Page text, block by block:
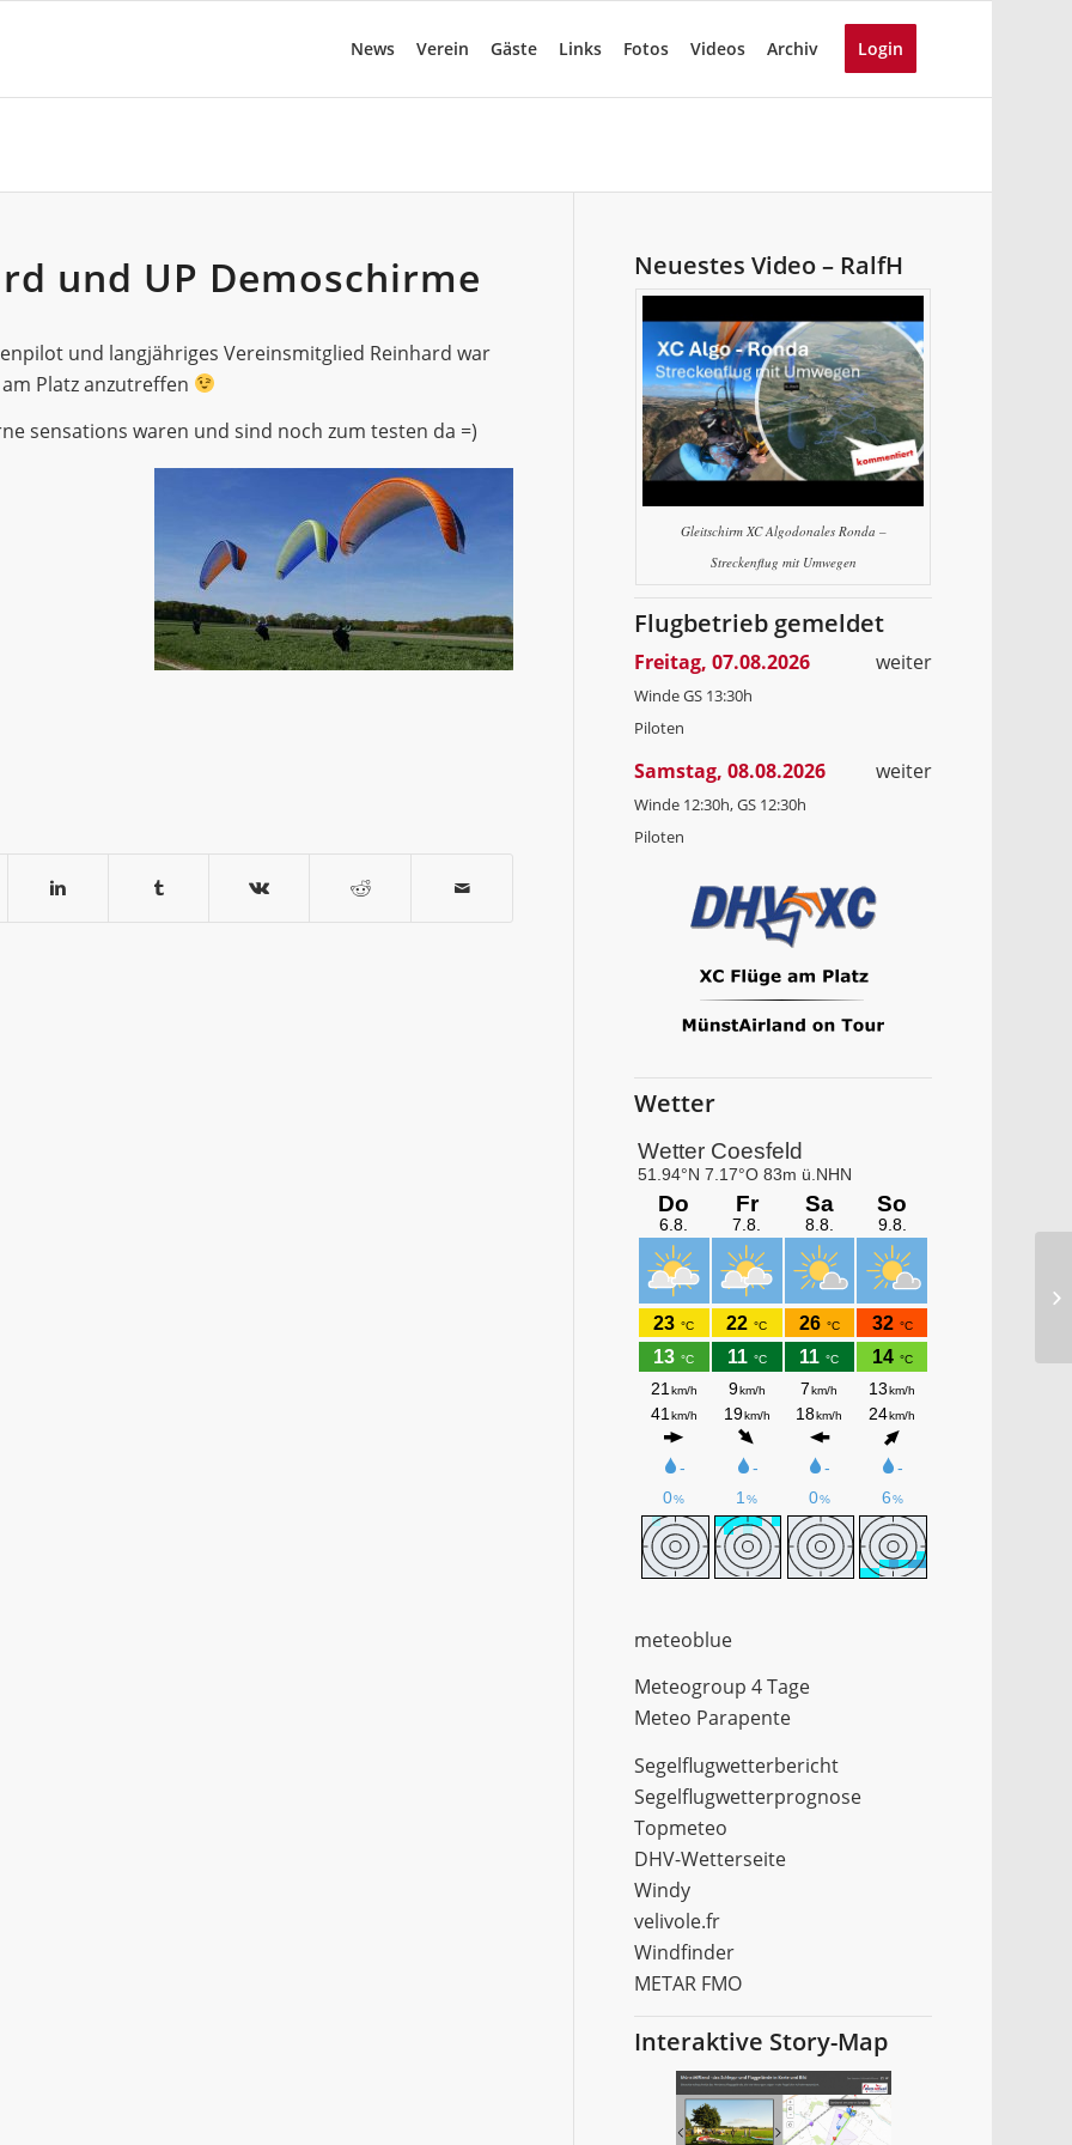
News Verein Gäste Links Fotos Videos Archiv Login
und UP Demoschirme
und langjähriges Vereinsmitglied Reinhard war
Platz anzutreffen
sensations waren und sind noch zum testen da =)
Neuestes Video – RalfH
Gleitschirm XC Algodonales Ronda –
Streckenflug mit Umwegen
Flugbetrieb gemeldet
Freitag, 07.08.2026 weiter
Winde GS 13:30h
Piloten
Samstag, 08.08.2026 weiter
Winde 12:30h, GS 12:30h
Piloten
Wetter
meteoblue
Meteogroup 4 Tage
Meteo Parapente
Segelflugwetterbericht
Segelflugwetterprognose
Topmeteo
DHV-Wetterseite
Windy
velivole.fr
Windfinder
METAR FMO
Interaktive Story-Map
:-)